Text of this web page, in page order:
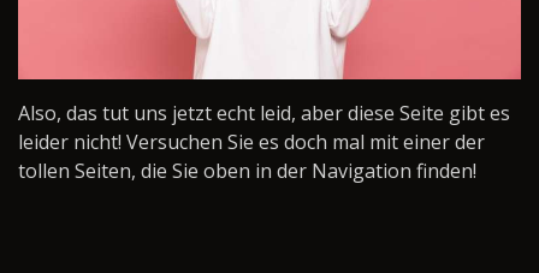
Also, das tut uns jetzt echt leid, aber diese Seite gibt es
leider nicht! Versuchen Sie es doch mal mit einer der
tollen Seiten, die Sie oben in der Navigation finden!